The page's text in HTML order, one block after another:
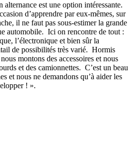
alternance est une option intéressante.
d’apprendre par eux-mêmes, sur
il ne faut pas sous-estimer la grande
automobile. Ici on rencontre de tout :
l’électronique et bien sûr la
de possibilités très varié. Hormis
montons des accessoires et nous
et des camionnettes. C’est un beau
et nous ne demandons qu’à aider les
! ».